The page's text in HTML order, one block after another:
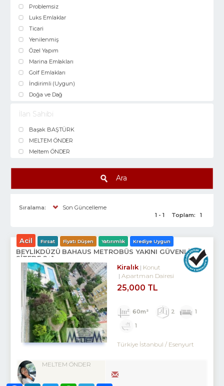
Problemsiz
Luks Emlaklar
Ticari
Yenilenmiş
Özel Yapım
Marina Emlakları
Golf Emlakları
İndirimli (Uygun)
Doğa ve Dağ
İlan Sahibi
Başak BAŞTÜRK
MELTEM ÖNDER
Meltem ÖNDER
Ara
Sıralama:
Son Güncelleme
1 - 1
Toplam: 1
Acil Fırsat Fiyatı Düşen Yatırımlık Krediye Uygun
BEYLİKDÜZÜ BAHAUS METROBÜS YAKINI GÜVENLİKLİ
SİTEDE 2+1
Kiralık
Konut
Apartman Dairesi
25,000 TL
60m² 2
1
1
Türkiye İstanbul / Esenyurt
MELTEM ÖNDER